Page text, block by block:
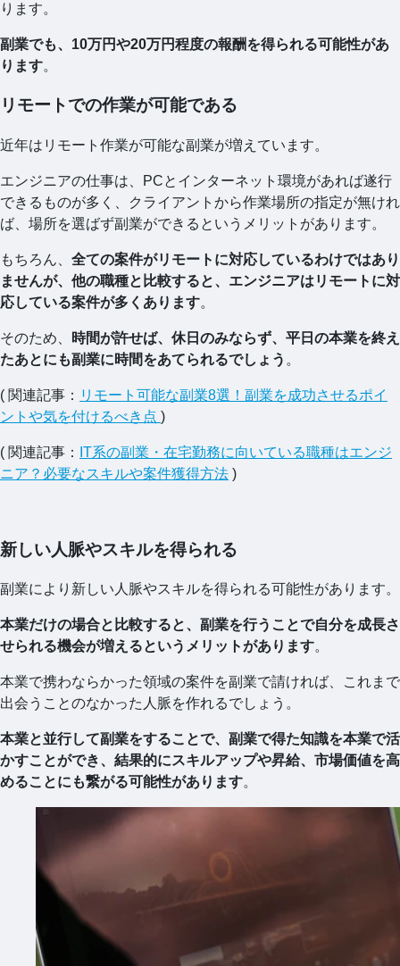
ります。
副業でも、10万円や20万円程度の報酬を得られる可能性があ
ります。
リモートでの作業が可能である
近年はリモート作業が可能な副業が増えています。
エンジニアの仕事は、PCとインターネット環境があれば遂行
できるものが多く、クライアントから作業場所の指定が無けれ
ば、場所を選ばず副業ができるというメリットがあります。
もちろん、 全ての案件がリモートに対応しているわけではあり
ませんが、他の職種と比較すると、エンジニアはリモートに対
応している案件が多くあります。
そのため、
時間が許せば、休日のみならず、平日の本業を終え
たあとにも副業に時間をあてられるでしょう 。
( 関連記事： リモート可能な副業8選！副業を成功させるポイ
ントや気を付けるべき点 )
( 関連記事：
IT系の副業・在宅勤務に向いている職種はエンジ
ニア？必要なスキルや案件獲得方法 )
新しい人脈やスキルを得られる
副業により新しい人脈やスキルを得られる可能性があります。
本業だけの場合と比較すると、副業を行うことで自分を成長さ
せられる機会が増えるというメリットがあります。
本業で携わならかった領域の案件を副業で請ければ、これまで
出会うことのなかった人脈を作れるでしょう。
本業と並行して副業をすることで、副業で得た知識を本業で活
かすことができ、結果的にスキルアップや昇給、市場価値を高
めることにも繋がる可能性があります。